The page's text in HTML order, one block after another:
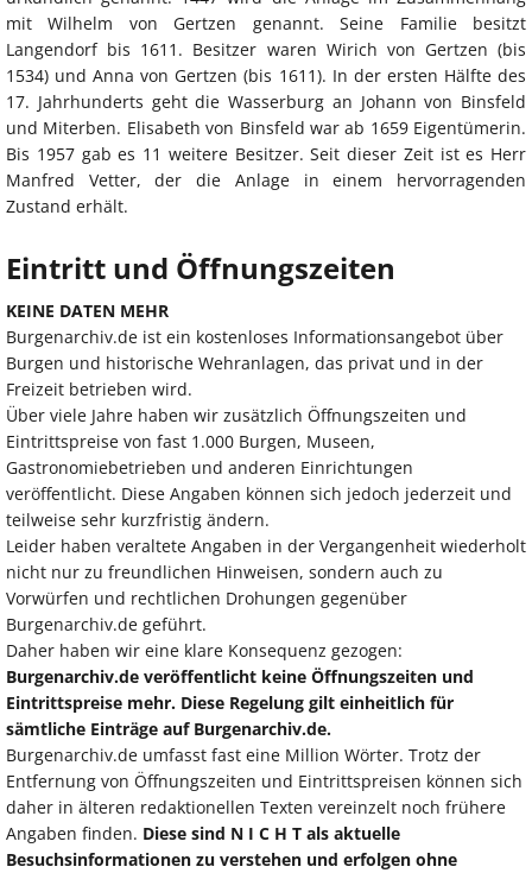
mit Wilhelm von Gertzen genannt. Seine Familie besitzt
Langendorf bis 1611. Besitzer waren Wirich von Gertzen (bis
1534) und Anna von Gertzen (bis 1611). In der ersten Hälfte des
17. Jahrhunderts geht die Wasserburg an Johann von Binsfeld
und Miterben. Elisabeth von Binsfeld war ab 1659 Eigentümerin.
Bis 1957 gab es 11 weitere Besitzer. Seit dieser Zeit ist es Herr
Manfred Vetter, der die Anlage in einem hervorragenden
Zustand erhält.
Eintritt und Öffnungszeiten
KEINE DATEN MEHR
Burgenarchiv.de ist ein kostenloses Informationsangebot über
Burgen und historische Wehranlagen, das privat und in der
Freizeit betrieben wird.
Über viele Jahre haben wir zusätzlich Öffnungszeiten und
Eintrittspreise von fast 1.000 Burgen, Museen,
Gastronomiebetrieben und anderen Einrichtungen
veröffentlicht. Diese Angaben können sich jedoch jederzeit und
teilweise sehr kurzfristig ändern.
Leider haben veraltete Angaben in der Vergangenheit wiederholt
nicht nur zu freundlichen Hinweisen, sondern auch zu
Vorwürfen und rechtlichen Drohungen gegenüber
Burgenarchiv.de geführt.
Daher haben wir eine klare Konsequenz gezogen:
Burgenarchiv.de veröffentlicht keine Öffnungszeiten und
Eintrittspreise mehr. Diese Regelung gilt einheitlich für
sämtliche Einträge auf Burgenarchiv.de.
Burgenarchiv.de umfasst fast eine Million Wörter. Trotz der
Entfernung von Öffnungszeiten und Eintrittspreisen können sich
daher in älteren redaktionellen Texten vereinzelt noch frühere
Angaben finden. Diese sind N I C H T als aktuelle
Besuchsinformationen zu verstehen und erfolgen ohne